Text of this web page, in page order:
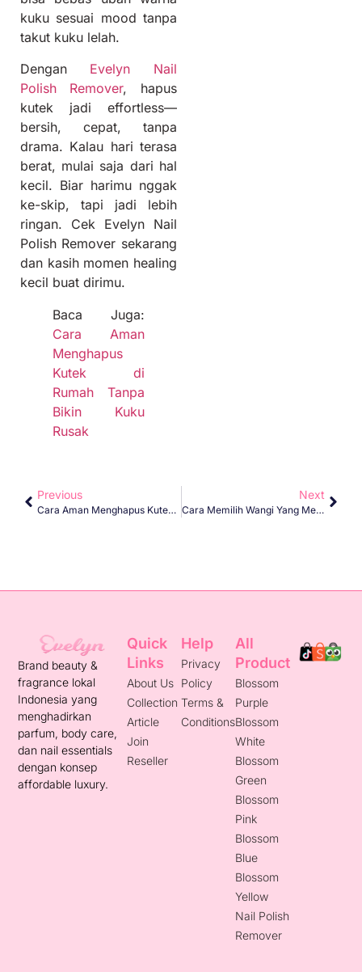
kuku sesuai mood tanpa
takut kuku lelah.
Dengan Evelyn Nail
Polish Remover, hapus
kutek jadi effortless—
bersih, cepat, tanpa
drama. Kalau hari terasa
berat, mulai saja dari hal
kecil. Biar harimu nggak
ke-skip, tapi jadi lebih
ringan. Cek Evelyn Nail
Polish Remover sekarang
dan kasih momen healing
kecil buat dirimu.
Baca Juga:
Cara Aman
Menghapus
Kutek di
Rumah Tanpa
Bikin Kuku
Rusak
Previous
Cara Aman Menghapus Kutek Di Rumah Tanpa Bikin Kuku Rusak
Next
Cara Memilih Wangi Yang Mencerminkan Diri Kamu
Brand beauty &
fragrance lokal
Indonesia yang
menghadirkan
parfum, body care,
dan nail essentials
dengan konsep
affordable luxury.
Quick
Links
About Us
Collection
Article
Join
Reseller
Help
Privacy
Policy
Terms &
Conditions
All
Product
Blossom
Purple
Blossom
White
Blossom
Green
Blossom
Pink
Blossom
Blue
Blossom
Yellow
Nail Polish
Remover